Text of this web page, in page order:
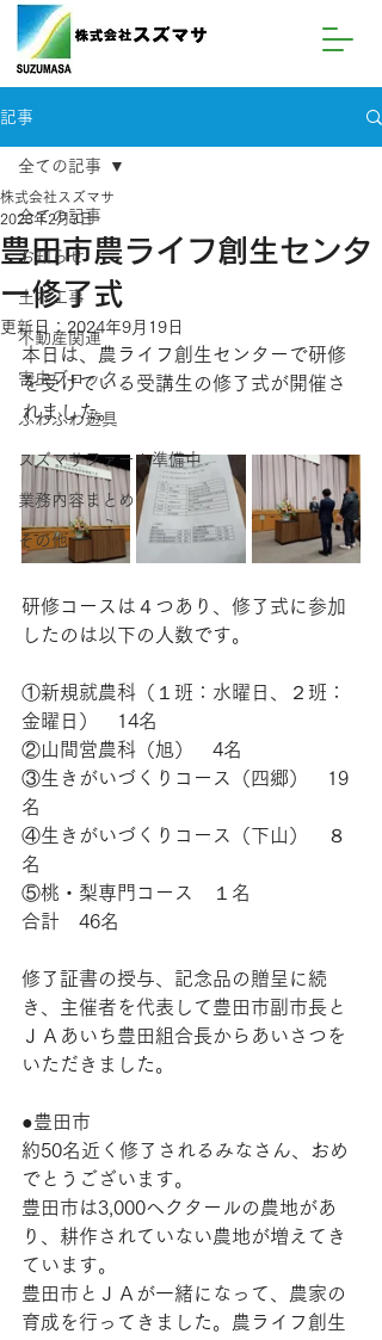
記事
全ての記事
お知らせ
土木工事
不動産関連
害虫ブロック
ふわふわ遊具
スズマサファーム準備中
業務内容まとめ
その他
全ての記事
豊田市農ライフ創生センタ
ー修了式
株式会社スズマサ
2023年2月3日
更新日： 2024年9月19日
本日は、農ライフ創生センターで研修
を受けている受講生の修了式が開催さ
れました。
研修コースは４つあり、修了式に参加
したのは以下の人数です。
①新規就農科（１班：水曜日、２班：
金曜日）　14名
②山間営農科（旭）　4名
③生きがいづくりコース（四郷）　19
名
④生きがいづくりコース（下山）　８
名
⑤桃・梨専門コース　１名
合計　46名
修了証書の授与、記念品の贈呈に続
き、主催者を代表して豊田市副市長と
ＪＡあいち豊田組合長からあいさつを
いただきました。
●豊田市
約50名近く修了されるみなさん、おめ
でとうございます。
豊田市は3,000ヘクタールの農地があ
り、耕作されていない農地が増えてき
ています。
豊田市とＪＡが一緒になって、農家の
育成を行ってきました。農ライフ創生